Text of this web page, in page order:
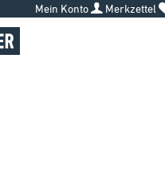
Mein Konto Merkzettel